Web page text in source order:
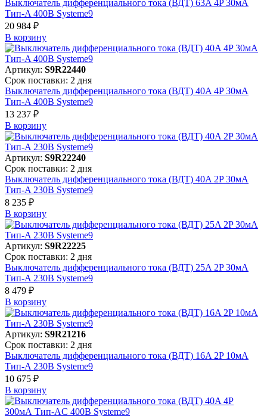
Выключатель дифференциального тока (ВДТ) 63A 4P 30мА
Тип-A 400В Systeme9
20 984 ₽
В корзинy
Артикул: S9R22440
Срок поставки: 2 дня
Выключатель дифференциального тока (ВДТ) 40A 4P 30мА
Тип-A 400В Systeme9
13 237 ₽
В корзинy
Артикул: S9R22240
Срок поставки: 2 дня
Выключатель дифференциального тока (ВДТ) 40A 2P 30мА
Тип-A 230В Systeme9
8 235 ₽
В корзинy
Артикул: S9R22225
Срок поставки: 2 дня
Выключатель дифференциального тока (ВДТ) 25A 2P 30мА
Тип-A 230В Systeme9
8 479 ₽
В корзинy
Артикул: S9R21216
Срок поставки: 2 дня
Выключатель дифференциального тока (ВДТ) 16A 2P 10мА
Тип-A 230В Systeme9
10 675 ₽
В корзинy